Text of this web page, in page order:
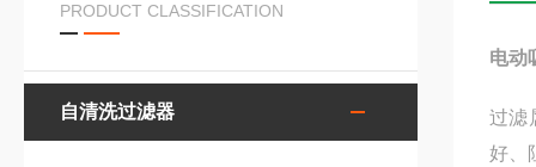
PRODUCT CLASSIFICATION
自清洗过滤器
电动
过滤
好、